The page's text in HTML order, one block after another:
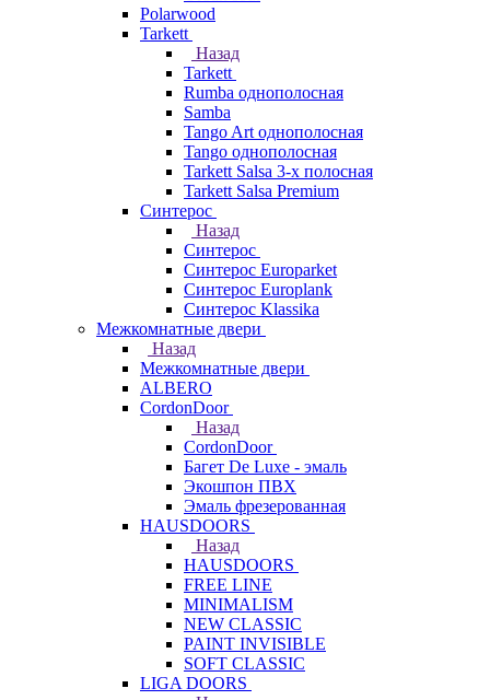
Polarwood
Tarkett
Назад
Tarkett
Rumba однополосная
Samba
Tango Art однополосная
Tango однополосная
Tarkett Salsa 3-х полосная
Tarkett Salsa Premium
Синтерос
Назад
Синтерос
Синтерос Europarket
Синтерос Europlank
Синтерос Klassika
Межкомнатные двери
Назад
Межкомнатные двери
ALBERO
CordonDoor
Назад
CordonDoor
Багет De Luxe - эмаль
Экошпон ПВХ
Эмаль фрезерованная
HAUSDOORS
Назад
HAUSDOORS
FREE LINE
MINIMALISM
NEW CLASSIC
PAINT INVISIBLE
SOFT CLASSIC
LIGA DOORS